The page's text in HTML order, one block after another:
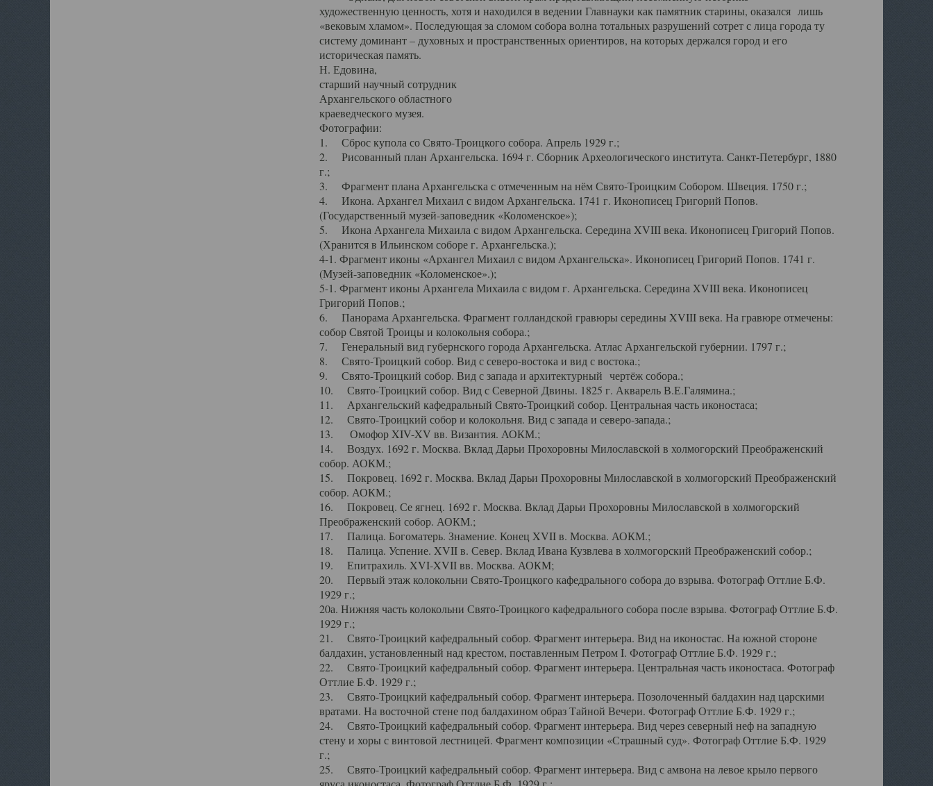
художественную ценность, хотя и находился в ведении Главнауки как памятник старины, оказался лишь
«вековым хламом». Последующая за сломом собора волна тотальных разрушений сотрет с лица города ту
систему доминант – духовных и пространственных ориентиров, на которых держался город и его
историческая память.
Н. Едовина,
старший научный сотрудник
Архангельского областного
краеведческого музея.
Фотографии:
1. Сброс купола со Свято-Троицкого собора. Апрель 1929 г.;
2. Рисованный план Архангельска. 1694 г. Сборник Археологического института. Санкт-Петербург, 1880
г.;
3. Фрагмент плана Архангельска с отмеченным на нём Свято-Троицким Собором. Швеция. 1750 г.;
4. Икона. Архангел Михаил с видом Архангельска. 1741 г. Иконописец Григорий Попов.
(Государственный музей-заповедник «Коломенское»);
5. Икона Архангела Михаила с видом Архангельска. Середина XVIII века. Иконописец Григорий Попов.
(Хранится в Ильинском соборе г. Архангельска.);
4-1. Фрагмент иконы «Архангел Михаил с видом Архангельска». Иконописец Григорий Попов. 1741 г.
(Музей-заповедник «Коломенское».);
5-1. Фрагмент иконы Архангела Михаила с видом г. Архангельска. Середина XVIII века. Иконописец
Григорий Попов.;
6. Панорама Архангельска. Фрагмент голландской гравюры середины XVIII века. На гравюре отмечены:
собор Святой Троицы и колокольня собора.;
7. Генеральный вид губернского города Архангельска. Атлас Архангельской губернии. 1797 г.;
8. Свято-Троицкий собор. Вид с северо-востока и вид с востока.;
9. Свято-Троицкий собор. Вид с запада и архитектурный чертёж собора.;
10. Свято-Троицкий собор. Вид с Северной Двины. 1825 г. Акварель В.Е.Галямина.;
11. Архангельский кафедральный Свято-Троицкий собор. Центральная часть иконостаса;
12. Свято-Троицкий собор и колокольня. Вид с запада и северо-запада.;
13. Омофор XIV-XV вв. Византия. АОКМ.;
14. Воздух. 1692 г. Москва. Вклад Дарьи Прохоровны Милославской в холмогорский Преображенский
собор. АОКМ.;
15. Покровец. 1692 г. Москва. Вклад Дарьи Прохоровны Милославской в холмогорский Преображенский
собор. АОКМ.;
16. Покровец. Се ягнец. 1692 г. Москва. Вклад Дарьи Прохоровны Милославской в холмогорский
Преображенский собор. АОКМ.;
17. Палица. Богоматерь. Знамение. Конец XVII в. Москва. АОКМ.;
18. Палица. Успение. XVII в. Север. Вклад Ивана Кузвлева в холмогорский Преображенский собор.;
19. Епитрахиль. XVI-XVII вв. Москва. АОКМ;
20. Первый этаж колокольни Свято-Троицкого кафедрального собора до взрыва. Фотограф Оттлие Б.Ф.
1929 г.;
20а. Нижняя часть колокольни Свято-Троицкого кафедрального собора после взрыва. Фотограф Оттлие Б.Ф.
1929 г.;
21. Свято-Троицкий кафедральный собор. Фрагмент интерьера. Вид на иконостас. На южной стороне
балдахин, установленный над крестом, поставленным Петром I. Фотограф Оттлие Б.Ф. 1929 г.;
22. Свято-Троицкий кафедральный собор. Фрагмент интерьера. Центральная часть иконостаса. Фотограф
Оттлие Б.Ф. 1929 г.;
23. Свято-Троицкий кафедральный собор. Фрагмент интерьера. Позолоченный балдахин над царскими
вратами. На восточной стене под балдахином образ Тайной Вечери. Фотограф Оттлие Б.Ф. 1929 г.;
24. Свято-Троицкий кафедральный собор. Фрагмент интерьера. Вид через северный неф на западную
стену и хоры с винтовой лестницей. Фрагмент композиции «Страшный суд». Фотограф Оттлие Б.Ф. 1929
г.;
25. Свято-Троицкий кафедральный собор. Фрагмент интерьера. Вид с амвона на левое крыло первого